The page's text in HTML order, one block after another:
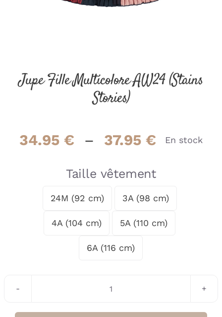
Jupe Fille Multicolore AW24 (Stains
Stories)
34.95 € – 37.95 €Plage
prix :
34.95 €
37.95 €
En stock
Taille vêtement
24M (92 cm) 3A (98 cm)
4A (104 cm) 5A (110 cm)
6A (116 cm)
quantité